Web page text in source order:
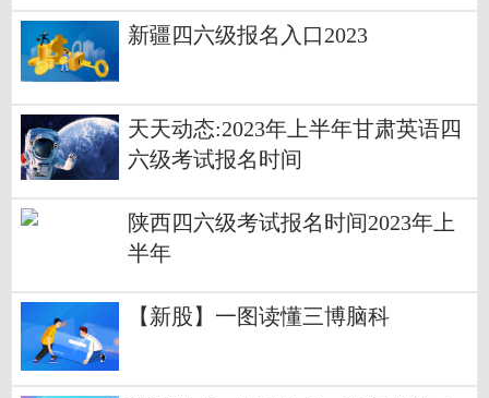
新疆四六级报名入口2023
天天动态:2023年上半年甘肃英语四
六级考试报名时间
陕西四六级考试报名时间2023年上
半年
【新股】一图读懂三博脑科